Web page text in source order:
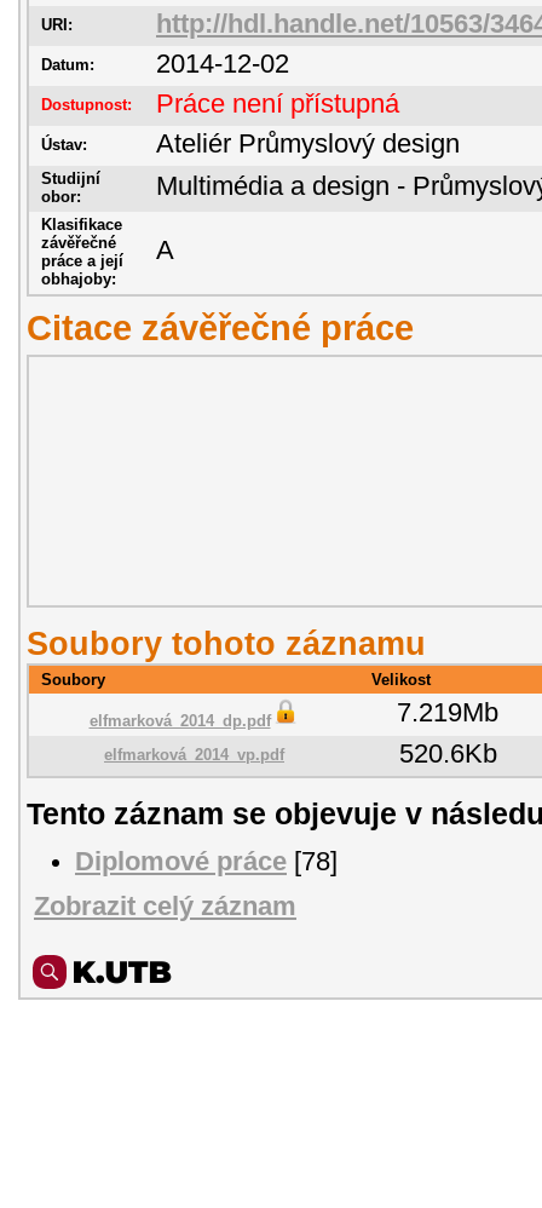
URI: http://hdl.handle.net/10563/
Datum: 2014-12-02
Dostupnost: Práce není přístupná
Ústav: Ateliér Průmyslový design
Studijní
obor:
Multimédia a design -
Klasifikace
závěřečné
práce a její
obhajoby:
A
Citace závěřečné práce
Soubory tohoto záznamu
Soubory Velikost
elfmarková_2014_dp.pdf 7.219Mb
elfmarková_2014_vp.pdf 520.6Kb
Tento záznam se objevuje v
Diplomové práce [78]
Zobrazit celý záznam